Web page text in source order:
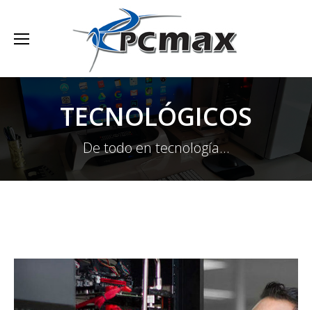
TECNOLÓGICOS
De todo en tecnología...